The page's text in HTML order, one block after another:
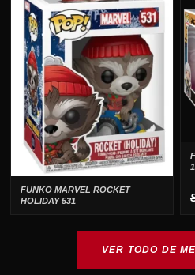
FUNKO MARVEL ROCKET
HOLIDAY 531
VER TODO DE